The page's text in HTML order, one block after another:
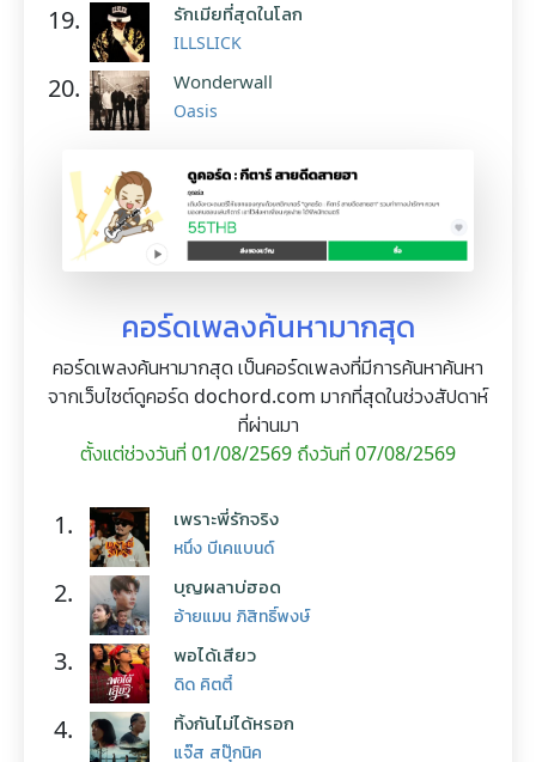
19. รักเมียที่สุดในโลก
ILLSLICK
20. Wonderwall
Oasis
คอร์ดเพลงค้นหามากสุด
คอร์ดเพลงค้นหามากสุด เป็นคอร์ดเพลงที่มีการค้นหาค้นหา
จากเว็บไซต์ดูคอร์ด dochord.com มากที่สุดในช่วงสัปดาห์
ที่ผ่านมา
ตั้งแต่ช่วงวันที่ 01/08/2569 ถึงวันที่ 07/08/2569
1. เพราะพี่รักจริง
หนึ่ง บีเคแบนด์
2. บุญผลาบ่ฮอด
อ้ายแมน ภิสิทธิ์พงษ์
3. พอได้เสียว
ดิด คิตตี้
4. ทิ้งกันไม่ได้หรอก
แจ๊ส สปุ๊กนิค